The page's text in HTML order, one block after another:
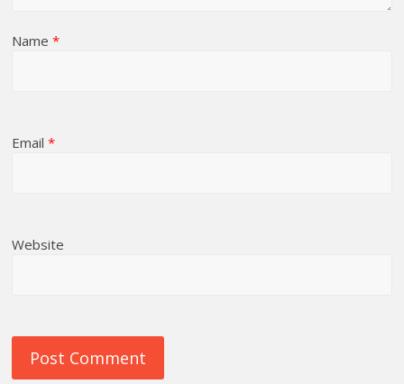
Name*
Email*
Website